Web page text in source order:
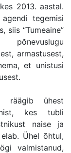
2013. aastal.
tegemisi
siis “Tumeaine”
armastusest,
et unistusi
räägib ühest
kes tubli
naise ja
Ühel õhtul,
valmistanud,